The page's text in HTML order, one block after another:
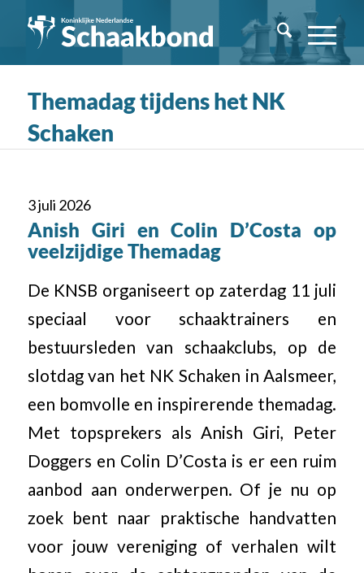
Themadag tijdens het NK
Schaken
3 juli 2026
Anish Giri en Colin D’Costa op
veelzijdige Themadag
De KNSB organiseert op zaterdag 11 juli
speciaal voor schaaktrainers en
bestuursleden van schaakclubs, op de
slotdag van het NK Schaken in Aalsmeer,
een bomvolle en inspirerende themadag.
Met topsprekers als Anish Giri, Peter
Doggers en Colin D’Costa is er een ruim
aanbod aan onderwerpen. Of je nu op
zoek bent naar praktische handvatten
voor jouw vereniging of verhalen wilt